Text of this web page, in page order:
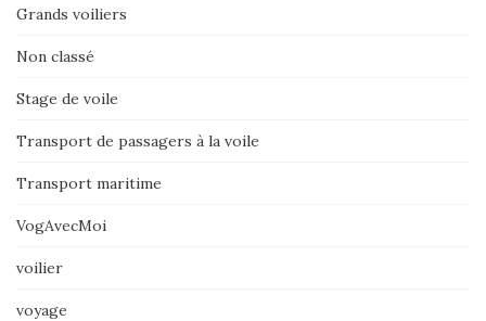
Grands voiliers
Non classé
Stage de voile
Transport de passagers à la voile
Transport maritime
VogAvecMoi
voilier
voyage